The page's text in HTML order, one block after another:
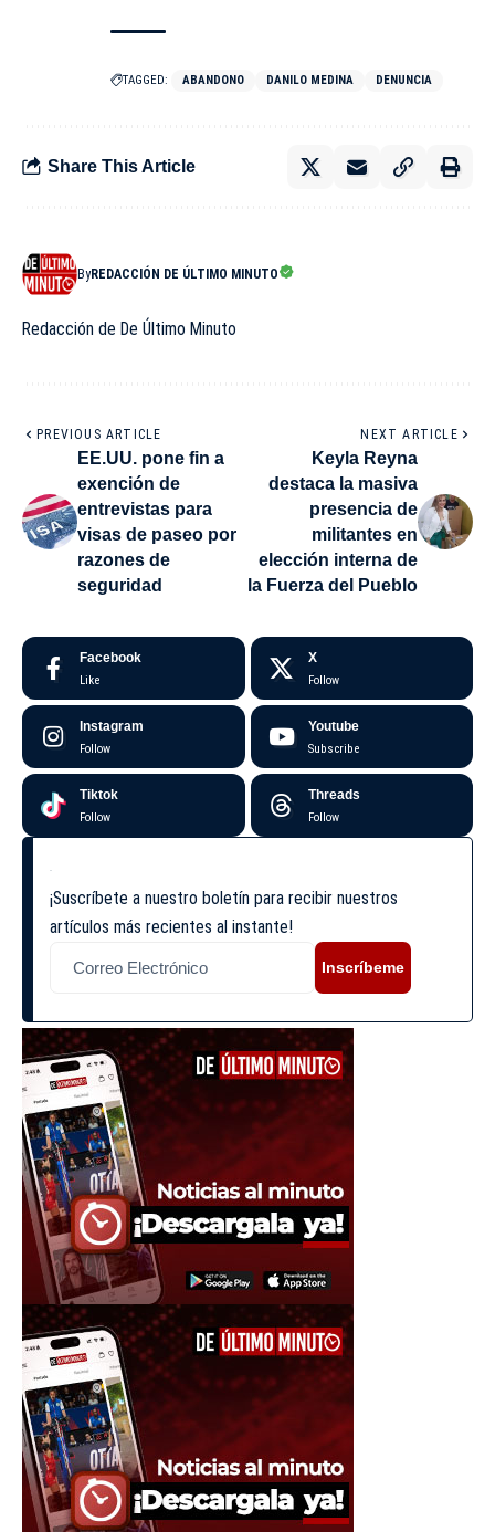
TAGGED: ABANDONO DANILO MEDINA DENUNCIA
Share This Article
ByREDACCIÓN DE ÚLTIMO MINUTO
Redacción de De Último Minuto
PREVIOUS ARTICLE
EE.UU. pone fin a
exención de
entrevistas para
visas de paseo por
razones de
seguridad
NEXT ARTICLE
Keyla Reyna
destaca la masiva
presencia de
militantes en
elección interna de
la Fuerza del Pueblo
Facebook
Like
X
Follow
Instagram
Follow
Youtube
Subscribe
Tiktok
Follow
Threads
Follow
¡Suscríbete a nuestro boletín para recibir nuestros
artículos más recientes al instante!
Inscríbeme